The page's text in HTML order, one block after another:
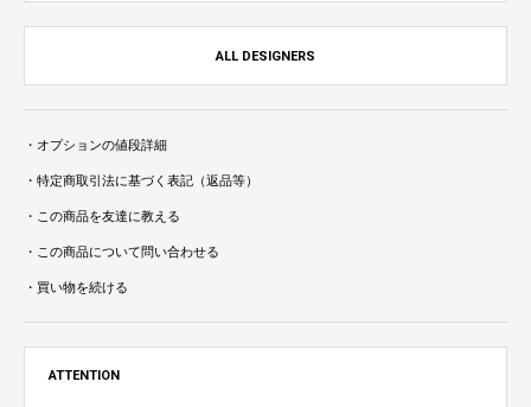
ALL DESIGNERS
・オプションの値段詳細
・特定商取引法に基づく表記（返品等）
・この商品を友達に教える
・この商品について問い合わせる
・買い物を続ける
ATTENTION